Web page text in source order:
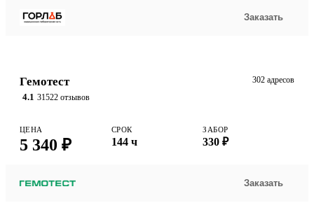
Заказать
Гемотест
4.1 31522 отзывов
302 адресов
ЦЕНА
5 340 ₽
СРОК
144 ч
ЗАБОР
330 ₽
Заказать